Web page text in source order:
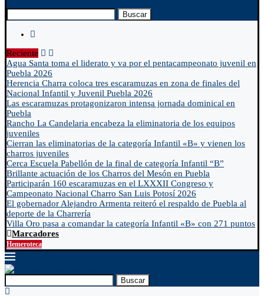
Buscar
Reciente
Agua Santa toma el liderato y va por el pentacampeonato juvenil en
Puebla 2026
Herencia Charra coloca tres escaramuzas en zona de finales del
Nacional Infantil y Juvenil Puebla 2026
Las escaramuzas protagonizaron intensa jornada dominical en
Puebla
Rancho La Candelaria encabeza la eliminatoria de los equipos
juveniles
Cierran las eliminatorias de la categoría Infantil «B» y vienen los
charros juveniles
Cerca Escuela Pabellón de la final de categoría Infantil “B”
Brillante actuación de los Charros del Mesón en Puebla
Participarán 160 escaramuzas en el LXXXII Congreso y
Campeonato Nacional Charro San Luis Potosí 2026
El gobernador Alejandro Armenta reiteró el respaldo de Puebla al
deporte de la Charrería
Villa Oro pasa a comandar la categoría Infantil «B» con 271 puntos
Marcadores
Hemeroteca
Buscar